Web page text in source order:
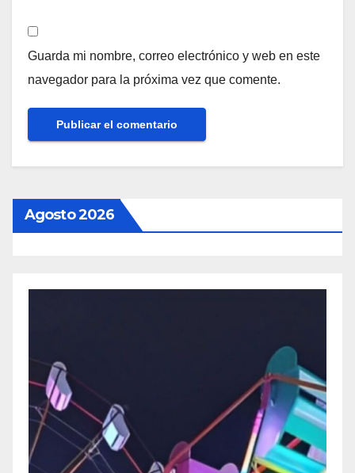
Guarda mi nombre, correo electrónico y web en este
navegador para la próxima vez que comente.
Agosto 2026